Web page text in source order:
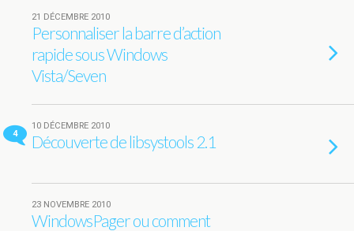
21 DÉCEMBRE 2010
Personnaliser la barre d’action
rapide sous Windows
Vista/Seven
4
10 DÉCEMBRE 2010
Découverte de libsystools 2.1
23 NOVEMBRE 2010
WindowsPager ou comment